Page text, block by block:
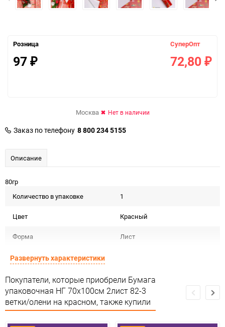
Розница
97 ₽
СуперОпт
72,80 ₽
Москва Нет в наличии
Заказ по телефону 8 800 234 5155
Описание
80гр
Количество в упаковке
1
Цвет Красный
Форма Лист
Срок годности
Страна изготовителя КИТАЙ
Предназначение товара Для декора
Развернуть характеристики
Покупатели, которые приобрели Бумага
упаковочная НГ 70х100см 2лист 82-3
ветки/олени на красном, также купили